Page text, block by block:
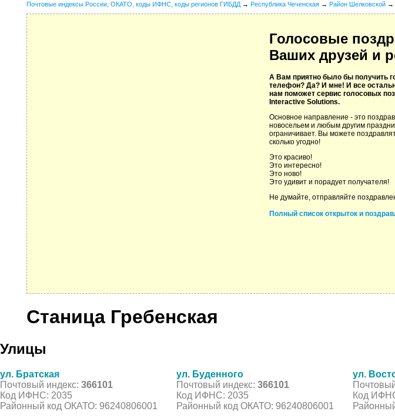
Почтовые индексы России, ОКАТО, коды ИФНС, коды регионов ГИБДД → Республика Чеченская → Район Шелковской →
Голосовые
Ваших друзей и
А Вам приятно было бы получить
телефон? Да? И мне! И все
нам поможет сервис голосовых
Interactive Solutions.
Основное направление - это
новосельем и любым другим
ограничивает. Вы можете
сколько угодно!
Это красиво!
Это интересно!
Это ново!
Это удивит и порадует получателя!
Не думайте, отправляйте
Полный список открыток и
Станица Гребенская
Улицы
ул. Братская
Почтовый индекс: 366101
Код ИФНС: 2035
Районный код ОКАТО: 96240806001
ул. Буденного
Почтовый индекс: 366101
Код ИФНС: 2035
Районный код ОКАТО: 96240806001
ул.
Код